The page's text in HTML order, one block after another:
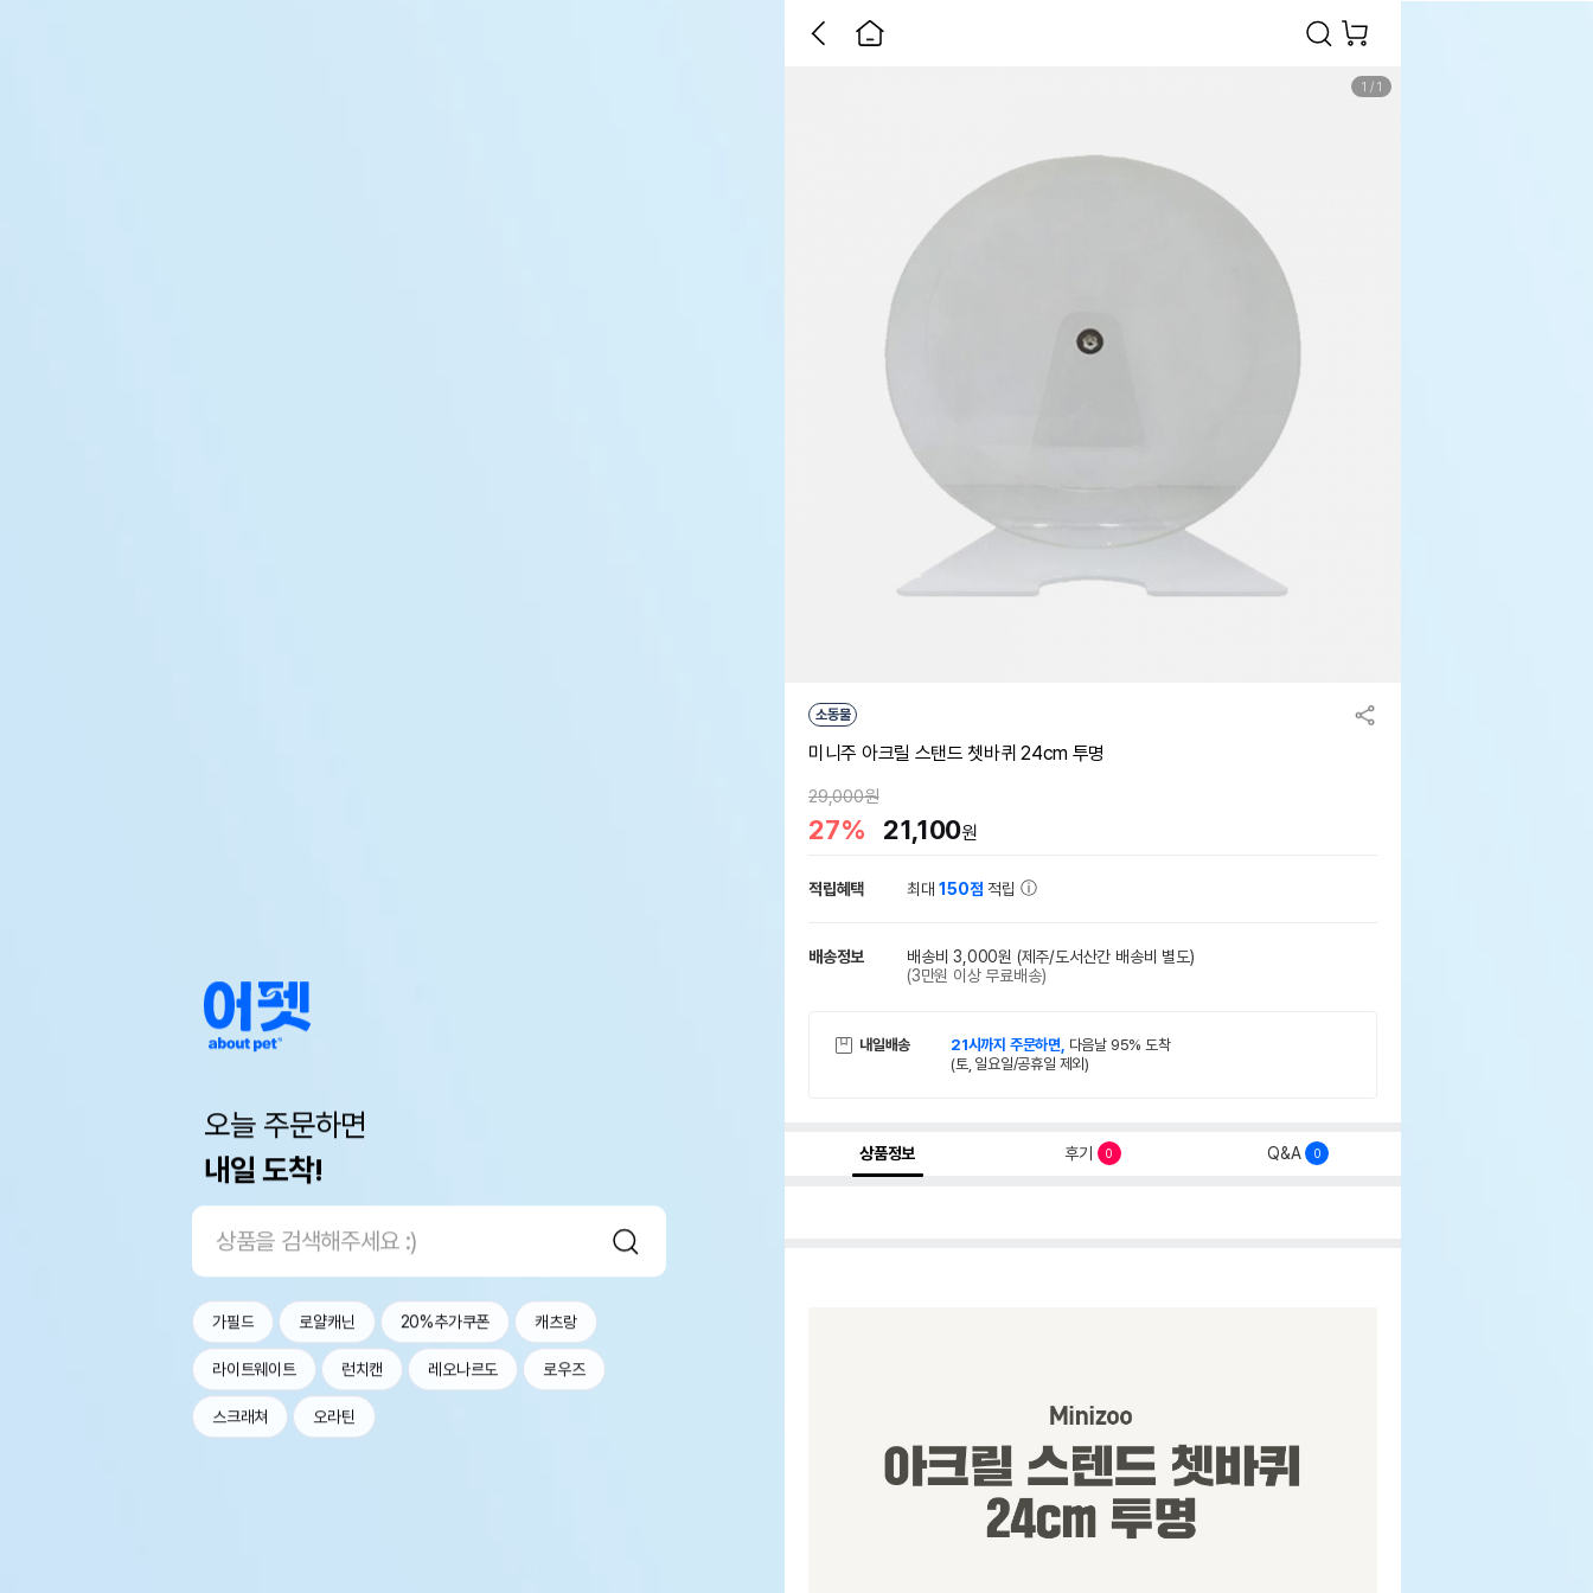
오늘 주문하면
내일 도착!
가필드 로얄캐닌 20%추가쿠폰 캐츠랑
라이트웨이트 런치캔 레오나르도 로우즈
스크래쳐 오라틴
1 / 1
소동물
미니주 아크릴 스탠드 쳇바퀴 24cm 투명
29,000원
27% 21,100원
적립혜택 최대150점 적립
배송정보 배송비 3,000원 (제주/도서산간 배송비 별도)
(3만원 이상 무료배송)
내일배송 21시까지 주문하면, 다음날 95% 도착
(토, 일요일/공휴일 제외)
상품정보 후기 0 Q&A 0